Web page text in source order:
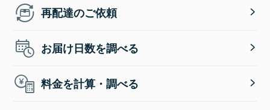
再配達のご依頼
お届け日数を調べる
料金を計算・調べる